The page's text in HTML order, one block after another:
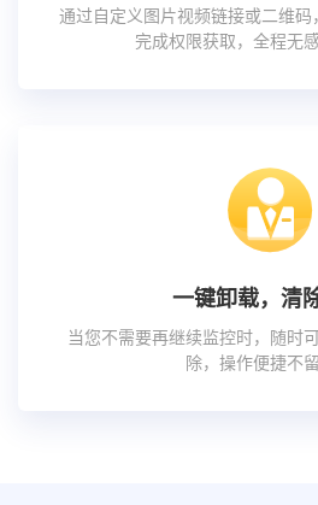
通过自定义图片视频链接或二维
完成权限获取，全程无
一键卸载，清
当您不需要再继续监控时，随时
除，操作便捷不留